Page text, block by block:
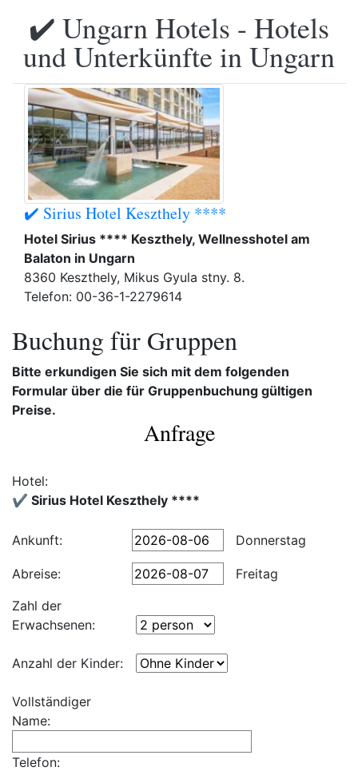
✔️ Ungarn Hotels - Hotels
und Unterkünfte in Ungarn
✔️ Sirius Hotel Keszthely ****
Hotel Sirius **** Keszthely, Wellnesshotel am
Balaton in Ungarn
8360 Keszthely, Mikus Gyula stny. 8.
Telefon: 00-36-1-2279614
Buchung für Gruppen
Bitte erkundigen Sie sich mit dem folgenden
Formular über die für Gruppenbuchung gültigen
Preise.
Anfrage
Hotel:
✔️ Sirius Hotel Keszthely ****
Ankunft: Donnerstag
Abreise:
Freitag
Zahl der
Erwachsenen:
Anzahl der Kinder:
Vollständiger
Name:
Telefon: